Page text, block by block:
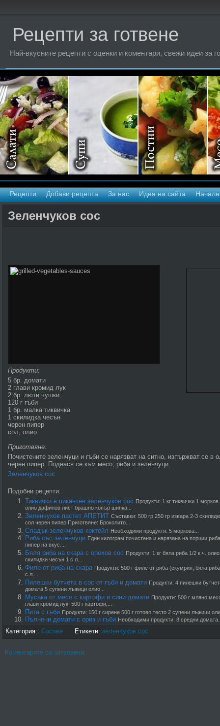
Рецепти за готвене
Най-вкусните рецепти с оценки и коментари, свежи идеи за
Рецепти Добави рецепта За нас Идея на сайта
Зеленчуков сос
Продукти:
5 бр. домати
2 глави кромид лук
2 бр. люти чушки
120 г гъби
1 бр. малка тиквичка
1 скилидка чесън
черен пи­пер
сол, олио
Приготвяне:
Почистените зеленчу­ци и гъби се нарязват на ситно, изпържват се в
черен пипер. Поднася се към месо, риба и зеленчуци.
Зеленчуков сос
Подобни рецепти:
Тиквички в пикантен зеленчуков сос Продукти: 1 кг тиквички 1
олио дафинов лист брашно копър шипка...
Зеленчуков пастет АПЕТИТ Съставки: 500 гр 250 гр извара 2-3
сол черен пипер Приготвяне: Броколито...
Сладък зеленчуков коктейл Необходими продукти: 5 моркова...
Риба със зеленчуци Един ки­лограм почис­тена и наря­зана на пор­ции
пипер на вкус....
Бяля риба на скара с орехов сос Продукти: 1 кг бяла риба 1/2 к.ч.
скилидки чесън 1 с.л....
Филе от риба на скара Продукти: 500 г филе от риба (скумрия, бяла
с.л....
Пилешки бутчета в сос от гъби и домати Продукти: 4 пилешки
домата 5 супени лъжици олио...
Мусака от месо с картофи и сини домати Продукти: 500 г мляно
глави кромид лук, 500 г картофи,...
Пита с гъби Продукти: 150 г сирене 500 г готово тесто 2 супени лъжици
Пълнени домати с ориз и гъби Необходими продукти: 8 средни
Категория: Сосове Етикети: зеленчуков сос
Коментарите са затворени.